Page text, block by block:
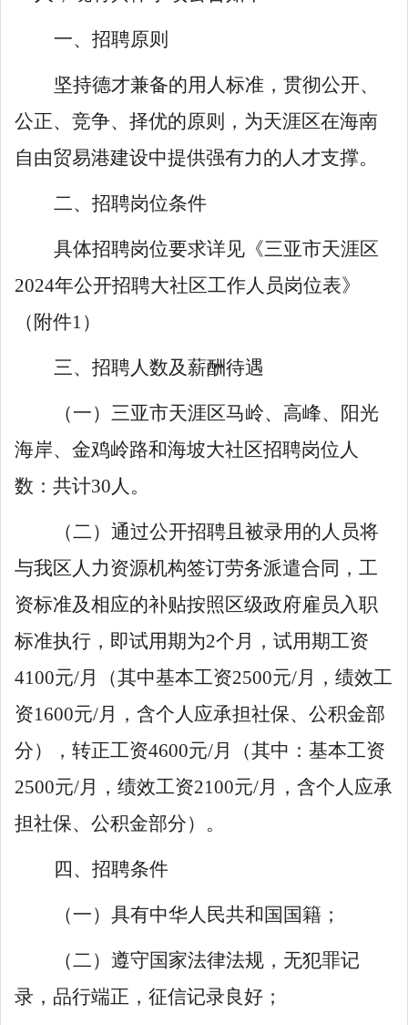
一、招聘原则
坚持德才兼备的用人标准，贯彻公开、
公正、竞争、择优的原则，为天涯区在海南
自由贸易港建设中提供强有力的人才支撑。
二、招聘岗位条件
具体招聘岗位要求详见《三亚市天涯区
2024年公开招聘大社区工作人员岗位表》
（附件1 ）
三、招聘人数及薪酬待遇
（一） 三亚市天涯区马岭、高峰、阳光
海岸、金鸡岭路和海坡大社区招聘岗位人
数： 共计30 人。
（二） 通过公开招聘且被录用的人员将
与我区人力资源机构签订劳务派遣合同，工
资标准及相应的补贴按照区级政府雇员入职
标准执行，即试用期为2个月 ， 试用期工资
4100元/月 （其中基本工资2500元/月，绩效工
资1600元/月，含个人应承担社保、公积金部
分） ，转正工资4600元/月 （其中：基本工资
2500元/月，绩效工资2100元/月，含个人应承
担社保、公积金部分） 。
四、招聘条件
（一）具有中华人民共和国国籍；
（二）遵守国家法律法规，无犯罪记
录，品行端正，征信记录良好 ；